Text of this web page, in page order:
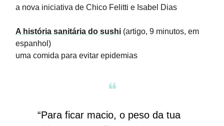
a nova iniciativa de Chico Felitti e Isabel Dias
A história sanitária do sushi (artigo, 9 minutos, em
espanhol)
uma comida para evitar epidemias
❝
“Para ficar macio, o peso da tua